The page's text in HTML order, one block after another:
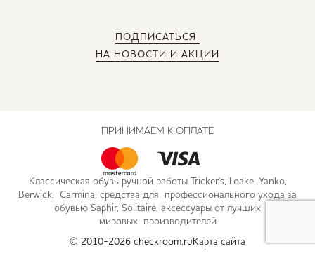
ПОДПИСАТЬСЯ
НА НОВОСТИ И АКЦИИ
Классическая обувь ручной работы Tricker's, Loake, Yanko,
Berwick, Carmina, средства для профессионального ухода за
обувью Saphir, Solitaire, аксессуары от лучших
мировых производителей
© 2010-2026 checkroom.ru Карта сайта
ПРИНИМАЕМ К ОПЛАТЕ